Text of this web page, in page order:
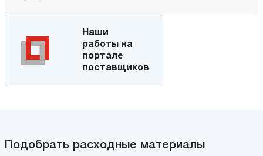
Наши
работы на
портале
поставщиков
Подобрать расходные материалы